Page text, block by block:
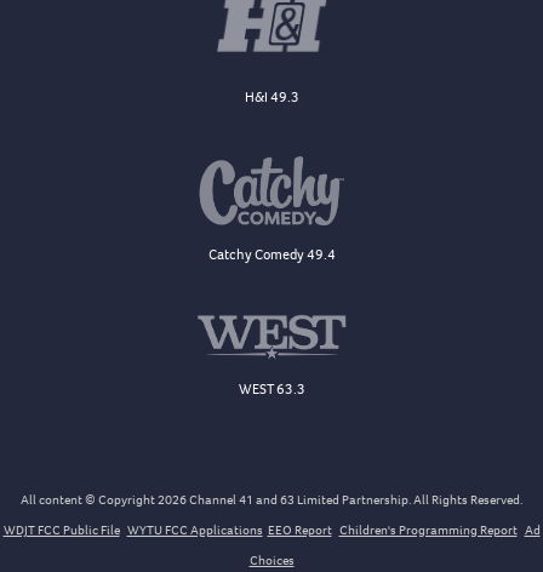
H&I 49.3
Catchy Comedy 49.4
WEST 63.3
All content © Copyright 2026 Channel 41 and 63 Limited Partnership. All Rights Reserved.
WDJT FCC Public File WYTU FCC Applications EEO Report Children's Programming Report Ad
Choices